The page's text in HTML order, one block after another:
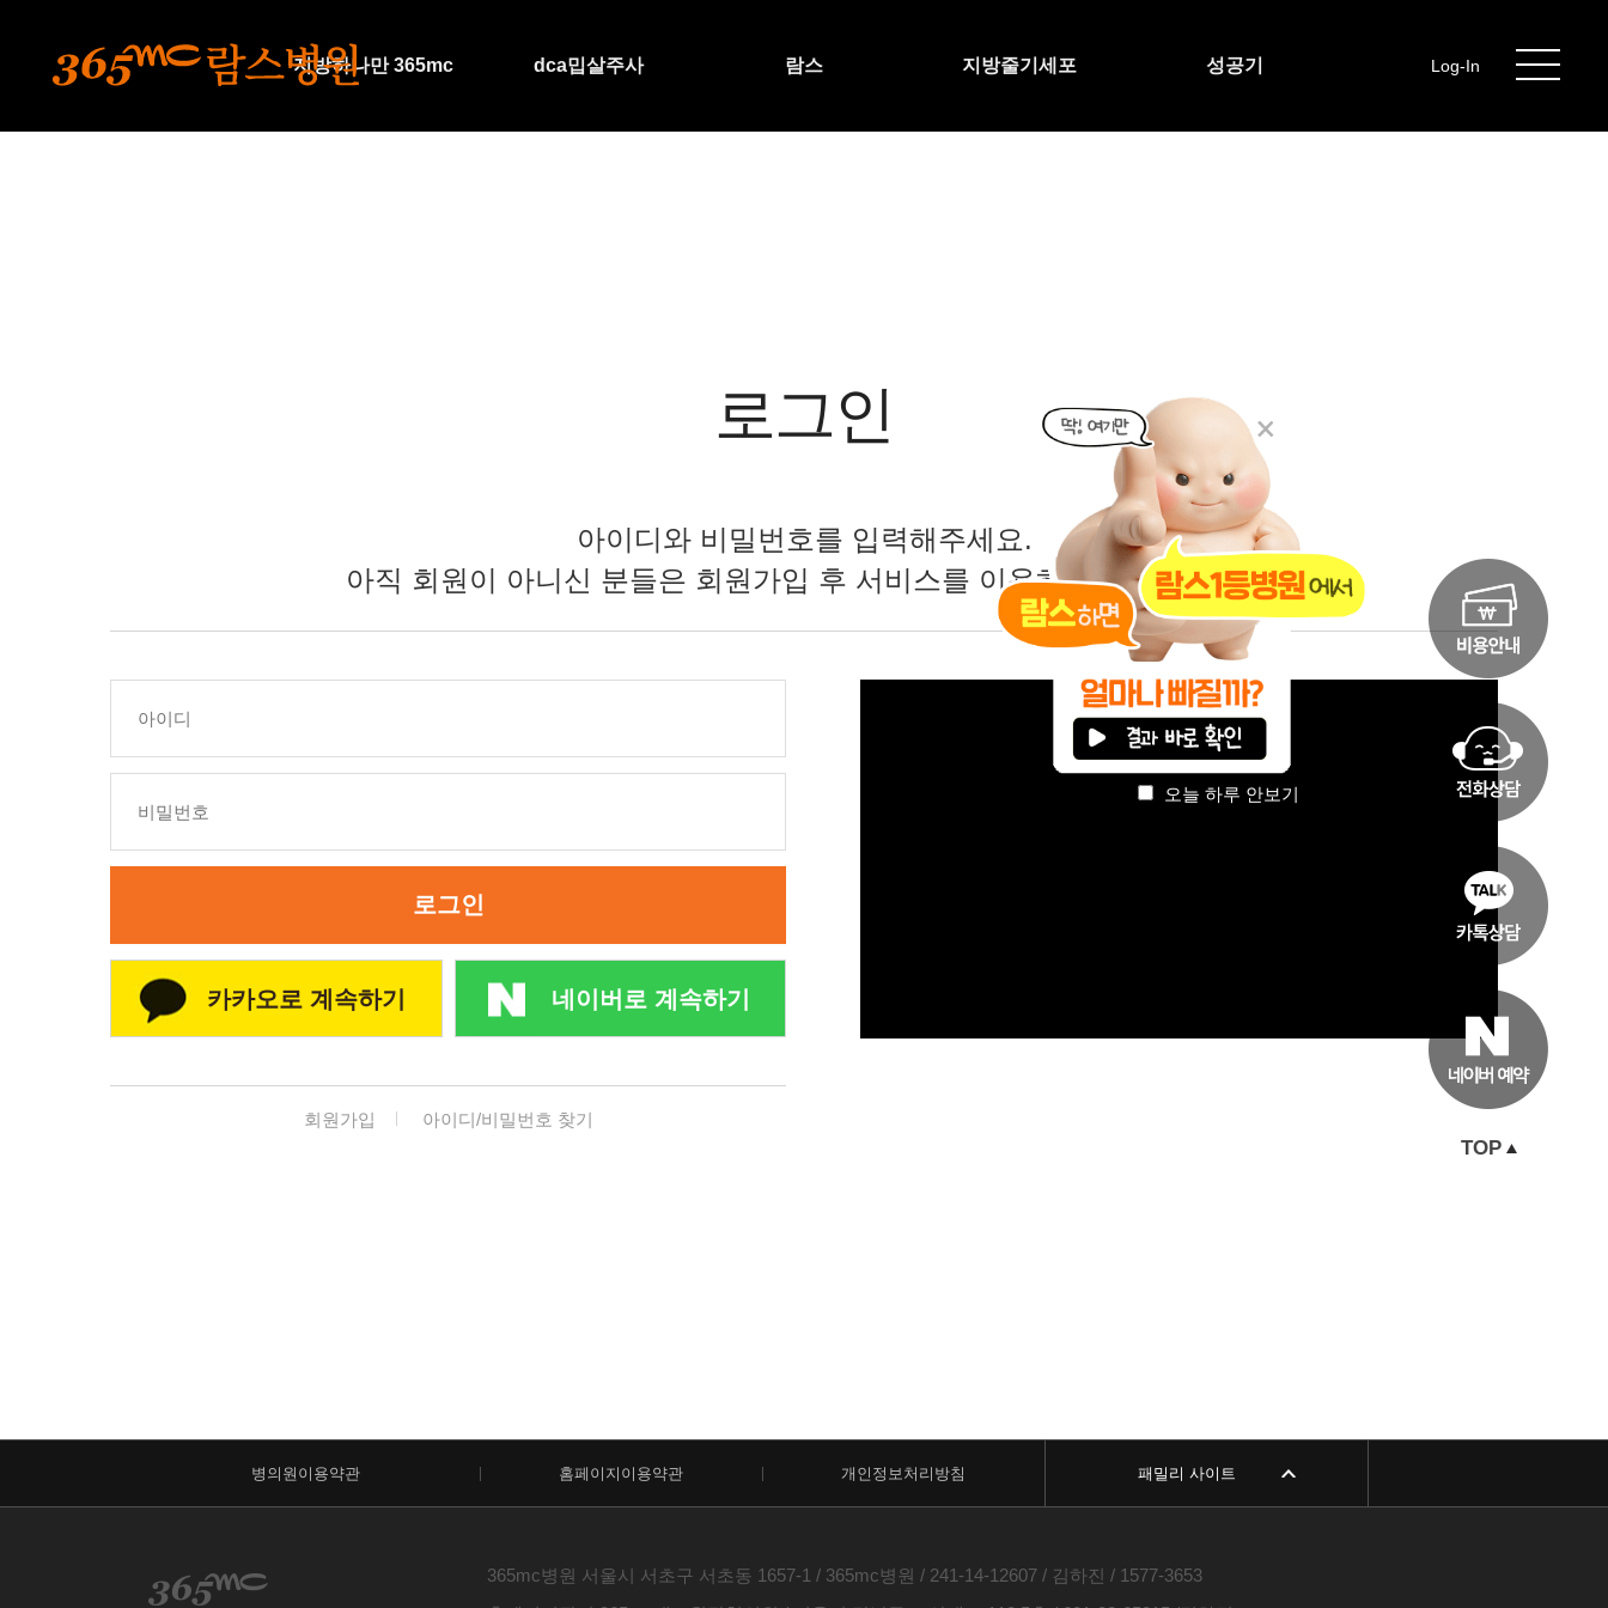
지방하나만 365mc dca밉살주사 람스 지방줄기세포 성공기 Log-In
로그인
아이디와 비밀번호를 입력해주세요.
아직 회원이 아니신 분들은 회원가입 후 서비스를 이용하실 수 있습니다.
로그인
카카오로 계속하기 네이버로 계속하기
회원가입 아이디/비밀번호 찾기
TOP
오늘 하루 안보기
병의원이용약관 홈페이지이용약관 개인정보처리방침 패밀리 사이트
365mc병원 서울시 서초구 서초동 1657-1 / 365mc병원 / 241-14-12607 / 김하진 / 1577-3653